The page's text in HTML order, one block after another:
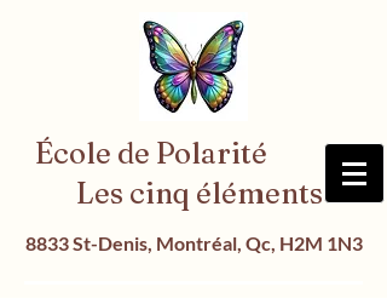
​École de Polarité
Les cinq éléments
8833 St-Denis, Montréal, Qc, H2M 1N3